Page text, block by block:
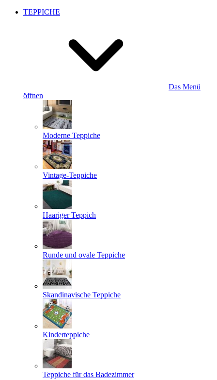
TEPPICHE
Das Menü
öffnen
Moderne Teppiche
Vintage-Teppiche
Haariger Teppich
Runde und ovale Teppiche
Skandinavische Teppiche
Kinderteppiche
Teppiche für das Badezimmer